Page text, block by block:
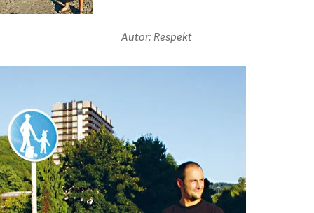
Autor: Respekt